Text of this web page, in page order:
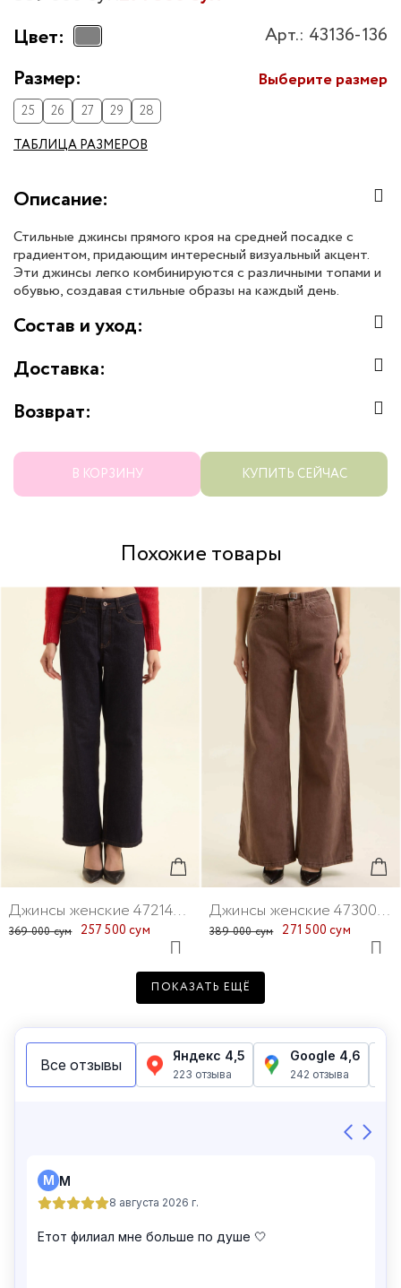
Цвет:
Арт.: 43136-136
Размер:
25 26 27 29
28
ТАБЛИЦА РАЗМЕРОВ
Выберите размер
В КОРЗИНУ КУПИТЬ СЕЙЧАС
Описание:
Стильные джинсы прямого кроя на средней посадке с
градиентом, придающим интересный визуальный акцент.
Эти джинсы легко комбинируются с различными топами и
обувью, создавая стильные образы на каждый день.
Состав и уход:
Доставка:
Возврат:
Похожие товары
Джинсы женские 47214-18
369 000 сум 257 500 сум
Джинсы женские 47300-135
389 000 сум 271 500 сум
Джинсы женские 47186-1
ПОКАЗАТЬ ЕЩЁ